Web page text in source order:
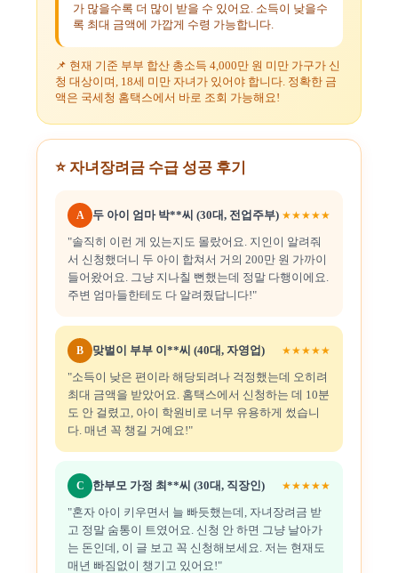
가 많을수록 더 많이 받을 수 있어요. 소득이 낮을수
록 최대 금액에 가깝게 수령 가능합니다.
📌 현재 기준 부부 합산 총소득 4,000만 원 미만 가구가 신
청 대상이며, 18세 미만 자녀가 있어야 합니다. 정확한 금
액은 국세청 홈택스에서 바로 조회 가능해요!
⭐ 자녀장려금 수급 성공 후기
A 두 아이 엄마 박**씨 (30대, 전업주부) ★★★★★
"솔직히 이런 게 있는지도 몰랐어요. 지인이 알려줘
서 신청했더니 두 아이 합쳐서 거의 200만 원 가까이
들어왔어요. 그냥 지나칠 뻔했는데 정말 다행이에요.
주변 엄마들한테도 다 알려줬답니다!"
B 맞벌이 부부 이**씨 (40대, 자영업) ★★★★★
"소득이 낮은 편이라 해당되려나 걱정했는데 오히려
최대 금액을 받았어요. 홈택스에서 신청하는 데 10분
도 안 걸렸고, 아이 학원비로 너무 유용하게 썼습니
다. 매년 꼭 챙길 거예요!"
C 한부모 가정 최**씨 (30대, 직장인) ★★★★★
"혼자 아이 키우면서 늘 빠듯했는데, 자녀장려금 받
고 정말 숨통이 트였어요. 신청 안 하면 그냥 날아가
는 돈인데, 이 글 보고 꼭 신청해보세요. 저는 현재도
매년 빠짐없이 챙기고 있어요!"